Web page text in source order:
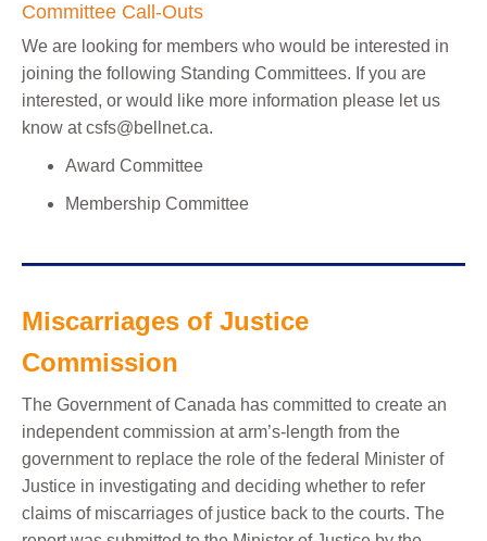
Committee Call-Outs
We are looking for members who would be interested in
joining the following Standing Committees. If you are
interested, or would like more information please let us
know at csfs@bellnet.ca.
Award Committee
Membership Committee
Miscarriages of Justice
Commission
The Government of Canada has committed to create an
independent commission at arm’s-length from the
government to replace the role of the federal Minister of
Justice in investigating and deciding whether to refer
claims of miscarriages of justice back to the courts. The